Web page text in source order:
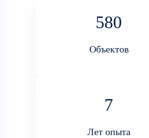
580
Объектов
7
Лет опыта